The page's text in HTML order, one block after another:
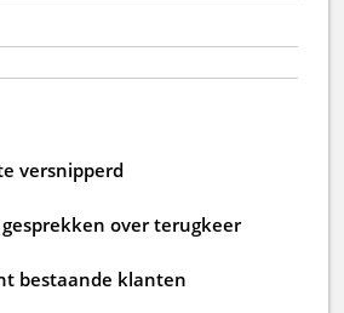
versnipperd
over terugkeer
bestaande klanten